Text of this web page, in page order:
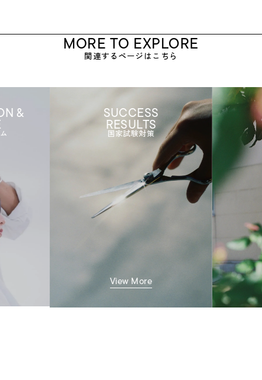
MORE TO EXPLORE
関連するページはこちら
& SUCCESS
RESULTS
国家試験対策
View More